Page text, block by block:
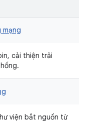
mạng
cải thiện trải
viện bắt nguồn từ